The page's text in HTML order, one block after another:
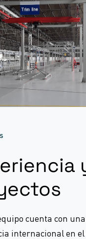
cuenta con
internacional en